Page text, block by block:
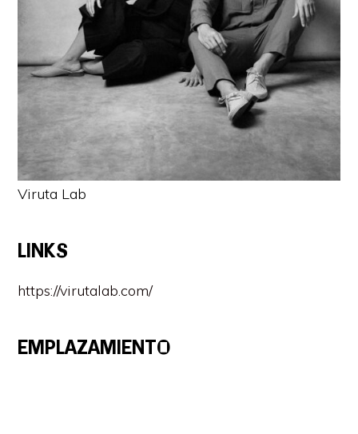
Viruta Lab
LINKS
https://virutalab.com/
EMPLAZAMIENTO